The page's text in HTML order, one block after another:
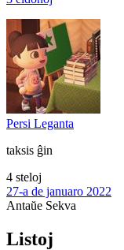
Persi Leganta
taksis ĝin
4 steloj
27-a de januaro 2022
Antaŭe Sekva
Listoj